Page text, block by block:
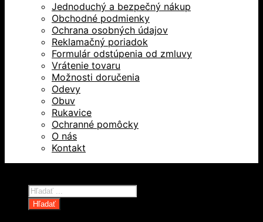
Jednoduchý a bezpečný nákup
Obchodné podmienky
Ochrana osobných údajov
Reklamačný poriadok
Formulár odstúpenia od zmluvy
Vrátenie tovaru
Možnosti doručenia
Odevy
Obuv
Rukavice
Ochranné pomôcky
O nás
Kontakt
Products
search
Hľadať